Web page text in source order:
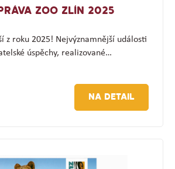
ZOO ZLÍN 2025
z roku 2025! Nejvýznamnější události
úspěchy, realizované…
NA DETAIL